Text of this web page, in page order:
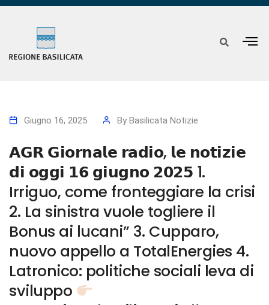
Giugno 16, 2025 By Basilicata Notizie
𝗔𝗚𝗥 𝗚𝗶𝗼𝗿𝗻𝗮𝗹𝗲 𝗿𝗮𝗱𝗶𝗼, 𝗹𝗲 𝗻𝗼𝘁𝗶𝘇𝗶𝗲
𝗱𝗶 𝗼𝗴𝗴𝗶 𝟭𝟲 𝗴𝗶𝘂𝗴𝗻𝗼 𝟮𝟬𝟮𝟱 1.
Irriguo, come fronteggiare la crisi
2. La sinistra vuole togliere il
Bonus ai lucani” 3. Cupparo,
nuovo appello a TotalEnergies 4.
Latronico: politiche sociali leva di
sviluppo